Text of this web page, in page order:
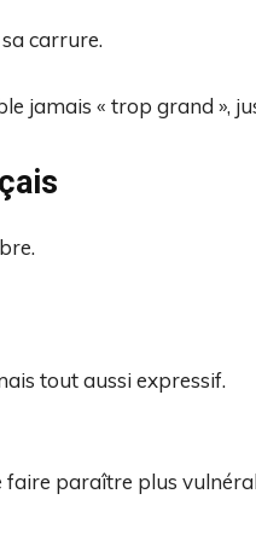
carrure.
jamais « trop grand »,
tout aussi expressif.
paraître plus